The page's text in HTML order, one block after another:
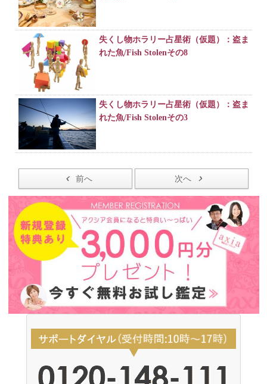
失くし物ホラリー占星術（仮題）：盗ま
れた魚/Fish Stolenその8
失くし物ホラリー占星術（仮題）：盗ま
れた魚/Fish Stolenその3
前へ 次へ